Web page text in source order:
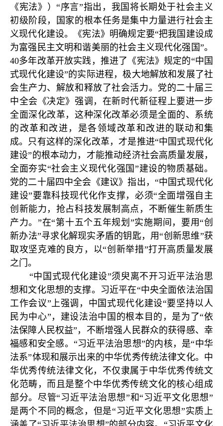
《宪法》）“序言”指出，我国将长期处于社会主义
初级阶段，国家的根本任务是集中力量进行社会主
义现代化建设。《宪法》明确规定要“把我国建设成
为富强民主文明和谐美丽的社会主义现代化强国”。
40多年改革开放实践，推进了《宪法》规定的“中国
式现代化建设”的实际进程，极大地解放和发展了社
会生产力、解放和释放了社会活力。党的二十届三
中全会《决定》强调，在新时代新征程上要进一步
全面深化改革，这种深化改革必须是全面的、系统
的改革和改进，是各领域改革和改进的联动和集
成。只有这样的深化改革，才是推进“中国式现代化
建设”的根本动力，才能推动经济社会高质量发展，
全面夯实“社会主义现代化强国”建设的物质基础。
党的二十届四中全会《建议》指出，“中国式现代化
建设”要靠科技现代化作支撑，必须“全面增强自主
创新能力，抢占科技发展制高点，不断催生新质生
产力。”在“第十五个五年规划”实施期间，要用“创
新办法”寻求化解现实矛盾的钥匙，用“创新思维”获
取攻坚克难的良方，以“创新举措”打开高质量发展
之门。
“中国式现代化建设”须臾离不开习近平法治思
想和文化思想的支撑。习近平在“中央全面依法治国
工作会议”上强调，中国式现代化建设“要坚持以人
民为中心”，建设法治中国的根本目的，是为了“依
法保障人民权益”，不断增强人民群众的获得感、幸
福感和安全感。“习近平法治思想”的内核，是“中华
法系”体现和展示出来的中华优秀传统法律文化。中
华优秀传统法律文化，不仅隶属于中华优秀传统文
化范畴，而且是整个中华优秀传统文化的核心组成
部分。尽管“习近平法治思想”和“习近平文化思想”
是两个不同的概念，但是“习近平文化思想”实质上